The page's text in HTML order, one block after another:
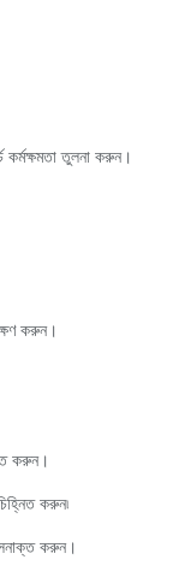
তুলনা করুন।
করুন।
করুন।
করুন৷
করুন।